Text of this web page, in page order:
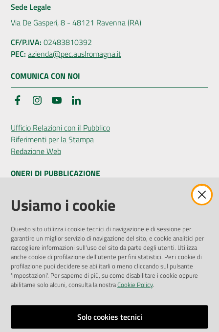
Sede Legale
Via De Gasperi, 8 - 48121 Ravenna (RA)
CF/P.IVA: 02483810392
PEC: azienda@pec.auslromagna.it
COMUNICA CON NOI
FacebookInstagramYouTube
Ufficio Relazioni con il Pubblico
Riferimenti per la Stampa
Redazione Web
ONERI DI PUBBLICAZIONE
Amministrazione Trasparente
Pubblicità legale
Privacy Policy
Attuazione Misure PNRR
Liste di Attesa
ENTI, IMPRESE E PARTNER
Fatturazione Elettronica
Richiesta Patrocinio
Usiamo i cookie
Questo sito utilizza i cookie tecnici di navigazione e di sessione per
garantire un miglior servizio di navigazione del sito, e cookie analitici per
raccogliere informazioni sull'uso del sito da parte degli utenti. Utilizza
anche cookie di profilazione dell'utente per fini statistici. Per i cookie di
profilazione puoi decidere se abilitarli o meno cliccando sul pulsante
'Impostazioni'. Per saperne di più, su come disabilitare i cookie oppure
abilitarne solo alcuni, consulta la nostraCookie Policy.
Solo cookies tecnici